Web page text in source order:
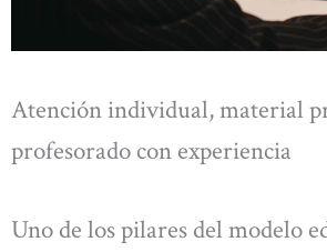
Atención individual, material
profesorado con experiencia
Uno de los pilares del modelo